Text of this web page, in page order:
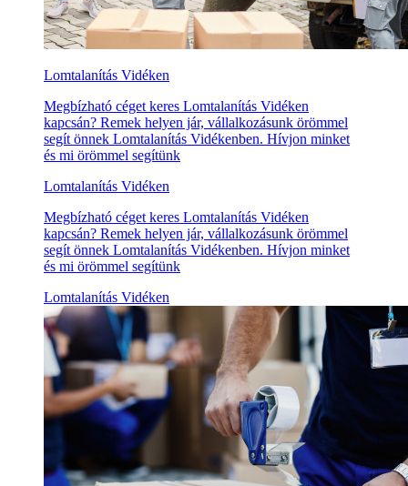
Lomtalanítás Vidéken
Megbízható céget keres Lomtalanítás Vidéken
kapcsán? Remek helyen jár, vállalkozásunk örömmel
segít önnek Lomtalanítás Vidékenben. Hívjon minket
és mi örömmel segítünk
Lomtalanítás Vidéken
Megbízható céget keres Lomtalanítás Vidéken
kapcsán? Remek helyen jár, vállalkozásunk örömmel
segít önnek Lomtalanítás Vidékenben. Hívjon minket
és mi örömmel segítünk
Lomtalanítás Vidéken